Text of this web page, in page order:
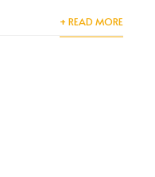
+ READ MORE